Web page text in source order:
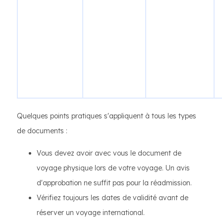
Quelques points pratiques s'appliquent à tous les types
de documents :
Vous devez avoir avec vous le document de
voyage physique lors de votre voyage. Un avis
d'approbation ne suffit pas pour la réadmission.
Vérifiez toujours les dates de validité avant de
réserver un voyage international.